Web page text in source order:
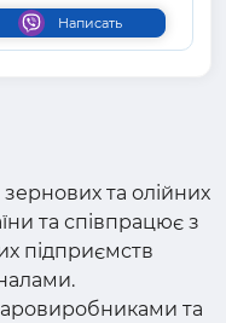
Написать
та олійних
та співпрацює з
підприємств
та